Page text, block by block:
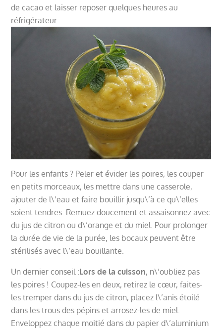
de cacao et laisser reposer quelques heures au
réfrigérateur.
Pour les enfants ? Peler et évider les poires, les couper
en petits morceaux, les mettre dans une casserole,
ajouter de l\’eau et faire bouillir jusqu\’à ce qu\’elles
soient tendres. Remuez doucement et assaisonnez avec
du jus de citron ou d\’orange et du miel. Pour prolonger
la durée de vie de la purée, les bocaux peuvent être
stérilisés avec l\’eau bouillante.
Un dernier conseil :Lors de la cuisson, n\’oubliez pas
les poires ! Coupez-les en deux, retirez le cœur, faites-
les tremper dans du jus de citron, placez l\’anis étoilé
dans les trous des pépins et arrosez-les de miel.
Enveloppez chaque moitié dans du papier d\’aluminium